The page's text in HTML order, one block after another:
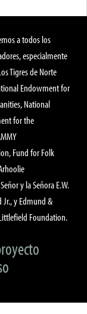
a todos los
especialmente
Tigres de Norte
Endowment for
National
for the
Fund for Folk
y la Señora E.W.
Jr., y Edmund &
Foundation.